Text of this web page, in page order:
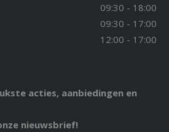
09:30 - 18:00
09:30 - 17:00
12:00 - 17:00
acties, aanbiedingen en
nieuwsbrief!